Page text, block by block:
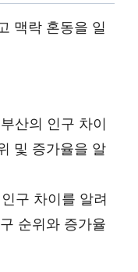
맥락 혼동을 일
산의 인구 차이
및 증가율을 알
구 차이를 알려
순위와 증가율